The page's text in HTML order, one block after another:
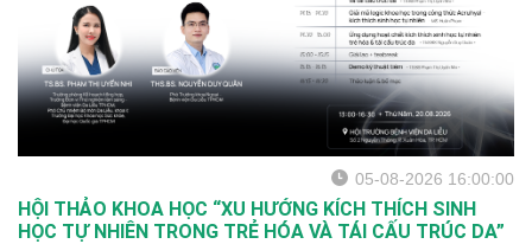
05-08-2026 16:00:00
HỘI THẢO KHOA HỌC “XU HƯỚNG KÍCH THÍCH SINH
HỌC TỰ NHIÊN TRONG TRẺ HÓA VÀ TÁI CẤU TRÚC DA”